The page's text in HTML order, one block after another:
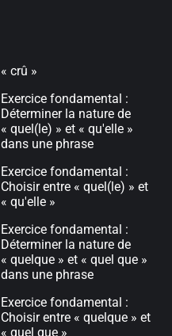
« crû »
Exercice fondamental :
Déterminer la nature de
« quel(le) » et « qu'elle »
dans une phrase
Exercice fondamental :
Choisir entre « quel(le) » et
« qu'elle »
Exercice fondamental :
Déterminer la nature de
« quelque » et « quel que »
dans une phrase
Exercice fondamental :
Choisir entre « quelque » et
« quel que »